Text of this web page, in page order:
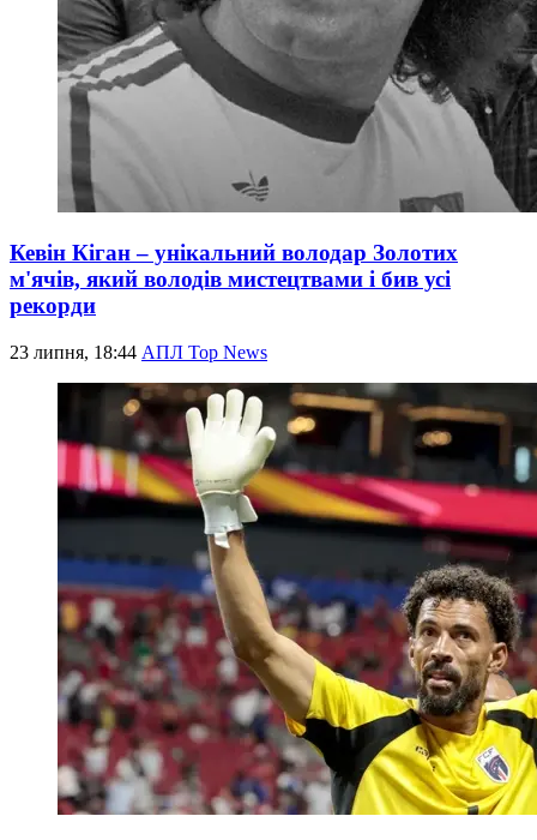
Кевін Кіган – унікальний володар Золотих
м'ячів, який володів мистецтвами і бив усі
рекорди
23 липня, 18:44 АПЛ Top News